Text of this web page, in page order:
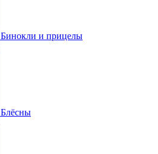
Бинокли и прицелы
Блёсны